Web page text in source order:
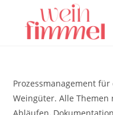
springen
Prozessmanagement
Weingüter. Alle